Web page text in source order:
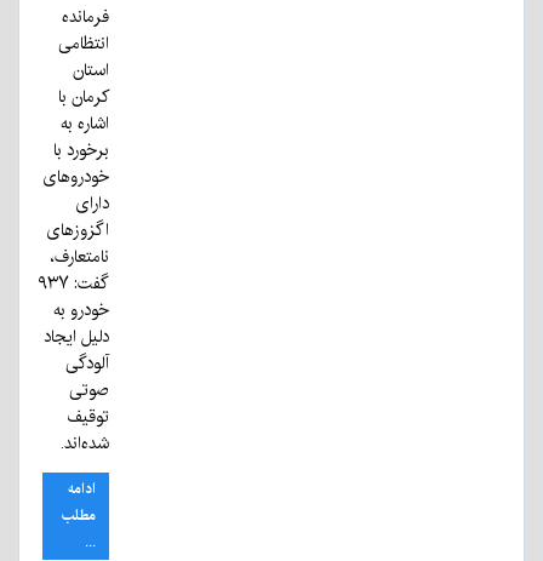
فرمانده
انتظامی
استان
کرمان با
اشاره به
برخورد با
خودروهای
دارای
اگزوزهای
نامتعارف،
گفت: ۹۳۷
خودرو به
دلیل ایجاد
آلودگی
صوتی
توقیف
شده‌اند.
ادامه
مطلب
...